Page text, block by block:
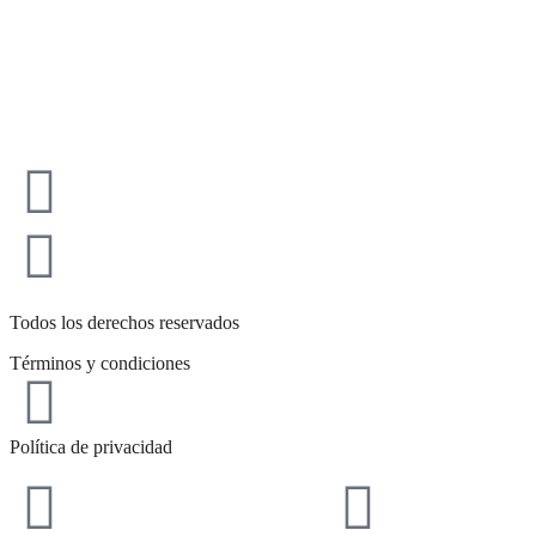
Todos los derechos reservados
Términos y condiciones
Política de privacidad